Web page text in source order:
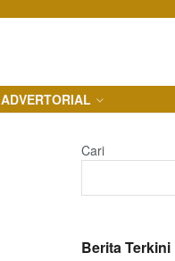
ADVERTORIAL
Cari
Berita Terkini